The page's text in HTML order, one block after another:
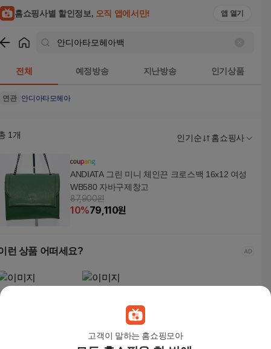
고객이 말하는 홈쇼핑모아
홈쇼핑사별 할인정보, 오직 앱에서만! 앱 열기
전체 예정방송 지난방송 인기상품
연관 안디아타모헤아
1 개 인기순 홈쇼핑사
ANDIATA 그린 미니 체인끈 크로스백 16x12 여성
WB580 자바구제창고
87,900원
10%79,110원
런 상품 어떠세요?